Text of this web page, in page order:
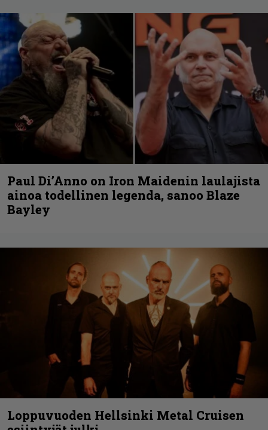
Paul Di’Anno on Iron Maidenin laulajista
ainoa todellinen legenda, sanoo Blaze
Bayley
Loppuvuoden Hellsinki Metal Cruisen